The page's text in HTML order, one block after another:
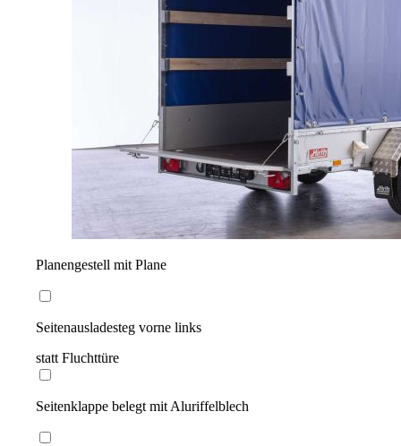
Planengestell mit Plane
Seitenausladesteg vorne links
statt Fluchttüre
Seitenklappe belegt mit Aluriffelblech